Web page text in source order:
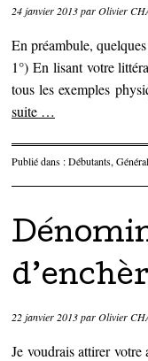
24 janvier 2013parOlivier
En préambule,
1°) En lisant votre
tous les exemples
suite …
Publié dans :Débutants,
22 janvier 2013parOlivier
Je voudrais attirer